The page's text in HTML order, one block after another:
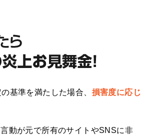
基準を満たした場合、 損害度に応じ
動が元で所有のサイトやSNSに非